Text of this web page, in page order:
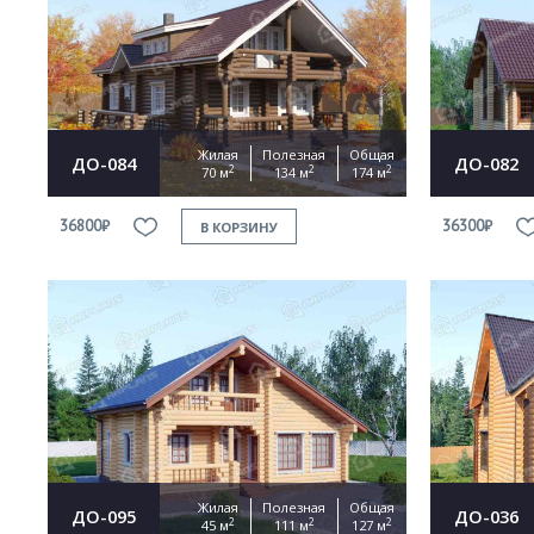
ДО-084
Жилая
70 м2
Полезная
134 м2
Общая
174 м2
36800₽ В КОРЗИНУ
ДО-082
36300₽
ДО-095
Жилая
45 м2
Полезная
111 м2
Общая
127 м2 ДО-036